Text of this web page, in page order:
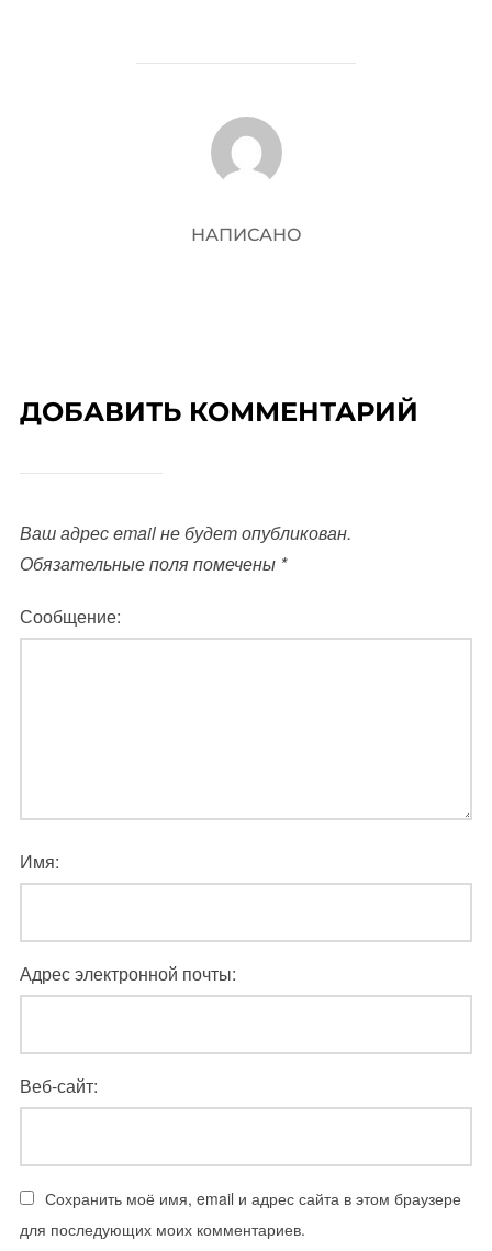
АВТОР ЗАПИСИ
НАПИСАНО
ДОБАВИТЬ КОММЕНТАРИЙ
Ваш адрес email не будет опубликован.
Обязательные поля помечены *
Сообщение:
Имя:
Адрес электронной почты:
Веб-сайт:
Сохранить моё имя, email и адрес сайта в этом браузере
для последующих моих комментариев.